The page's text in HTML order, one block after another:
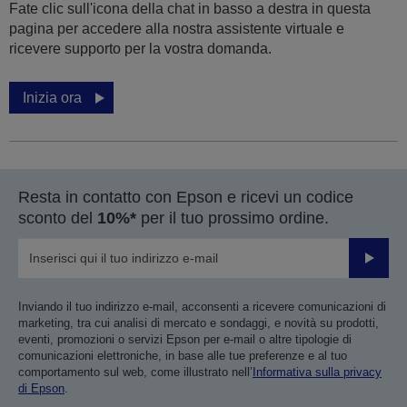
Fate clic sull'icona della chat in basso a destra in questa
pagina per accedere alla nostra assistente virtuale e
ricevere supporto per la vostra domanda.
Inizia ora
Resta in contatto con Epson e ricevi un codice
sconto del 10%* per il tuo prossimo ordine.
Invia
Inviando il tuo indirizzo e-mail, acconsenti a ricevere comunicazioni di
marketing, tra cui analisi di mercato e sondaggi, e novità su prodotti,
eventi, promozioni o servizi Epson per e-mail o altre tipologie di
comunicazioni elettroniche, in base alle tue preferenze e al tuo
comportamento sul web, come illustrato nell’ Informativa sulla privacy
di Epson.